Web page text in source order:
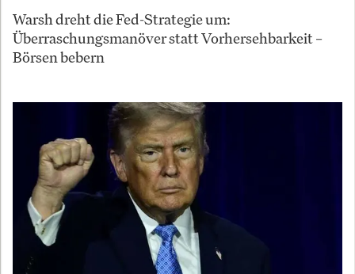
Warsh dreht die Fed-Strategie um:
Überraschungsmanöver statt Vorhersehbarkeit –
Börsen bebern